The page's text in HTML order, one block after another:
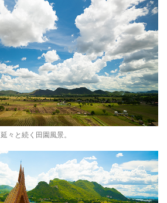
延々と続く田園風景。